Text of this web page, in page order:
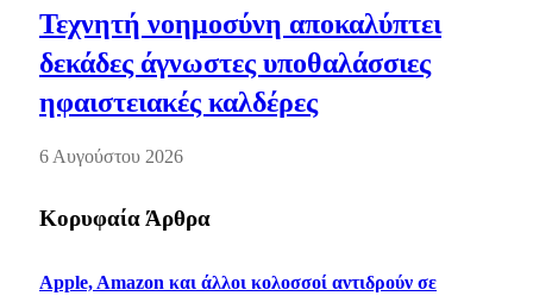
Τεχνητή νοημοσύνη αποκαλύπτει
δεκάδες άγνωστες υποθαλάσσιες
ηφαιστειακές καλδέρες
6 Αυγούστου 2026
Κορυφαία Άρθρα
Apple, Amazon και άλλοι κολοσσοί αντιδρούν σε